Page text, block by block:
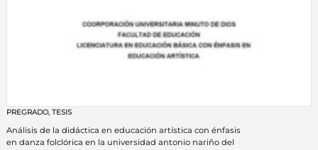
PREGRADO, TESIS
Análisis de la didáctica en educación artística con énfasis
en danza folclórica en la universidad antonio nariño del